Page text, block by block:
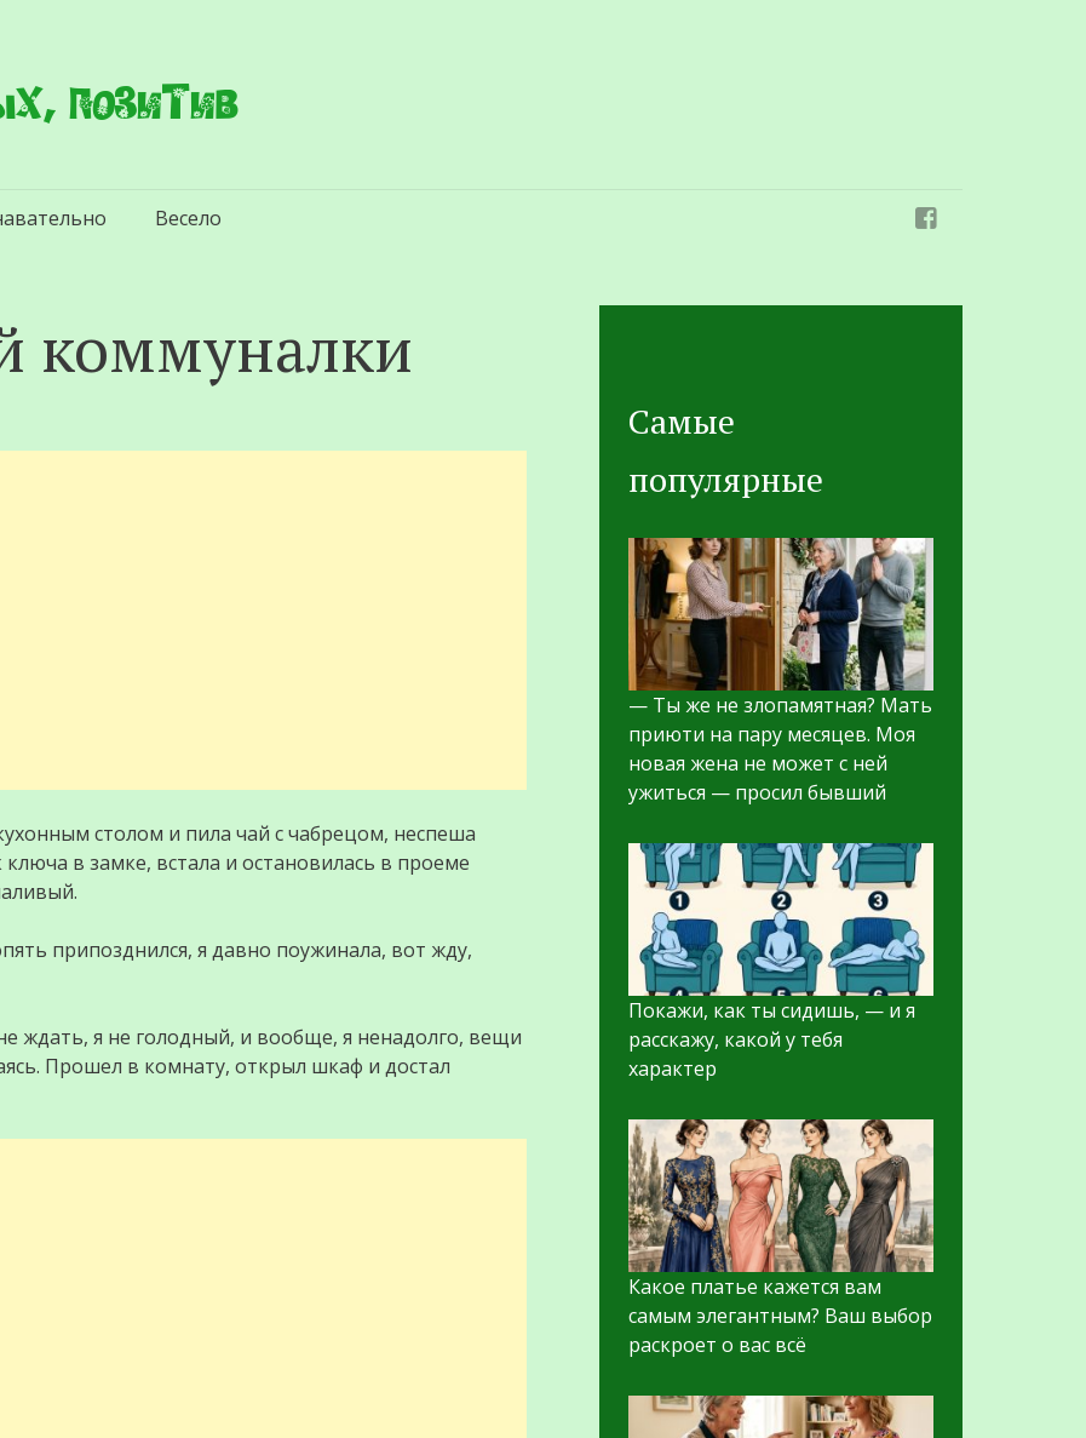
позитив
Весело
коммуналки
столом и пила чай с чабрецом, неспеша
в замке, встала и остановилась в проеме
припозднился, я давно поужинала, вот жду,
ждать, я не голодный, и вообще, я ненадолго, вещи
Прошел в комнату, открыл шкаф и достал
Самые
популярные
— Ты же не злопамятная? Мать
приюти на пару месяцев. Моя
новая жена не может с ней
ужиться — просил бывший
Покажи, как ты сидишь, — и я
расскажу, какой у тебя
характер
Какое платье кажется вам
самым элегантным? Ваш выбор
раскроет о вас всё